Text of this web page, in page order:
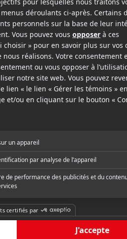
Variety
« Will Ferrell and
open a casino to
stuck in a bad bet of
Lire la critique